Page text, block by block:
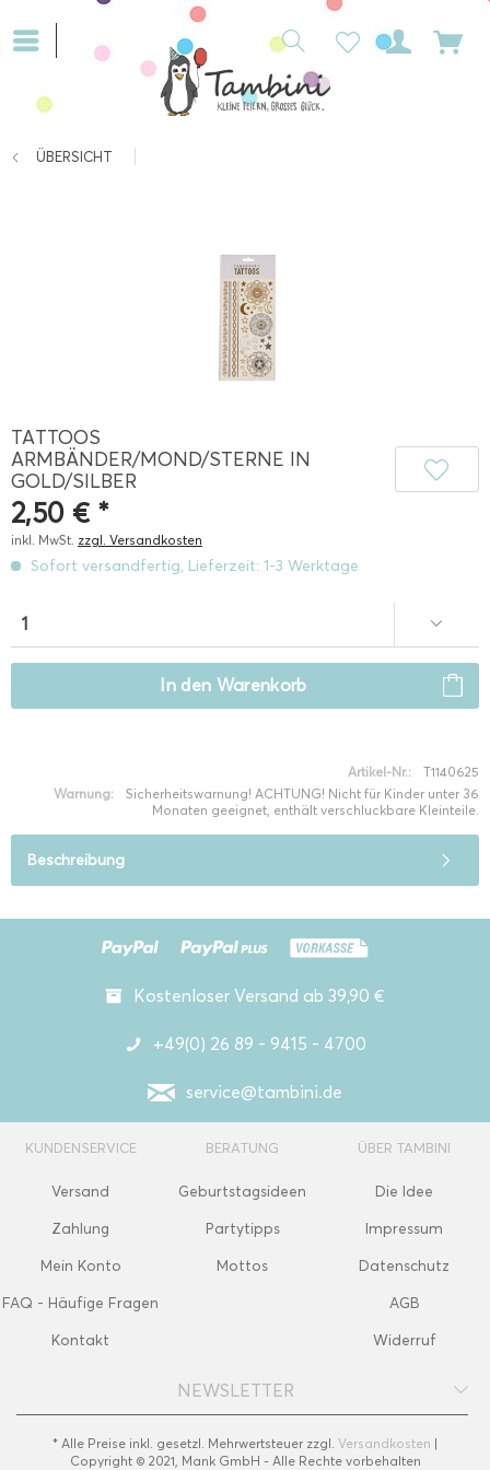
ÜBERSICHT
TATTOOS
ARMBÄNDER/MOND/STERNE IN
GOLD/SILBER
2,50 € *
inkl. MwSt. zzgl. Versandkosten
Sofort versandfertig, Lieferzeit: 1-3 Werktage
In den Warenkorb
Artikel-Nr.:
T1140625
Warnung:
Sicherheitswarnung! ACHTUNG! Nicht für Kinder unter 36
Monaten geeignet, enthält verschluckbare Kleinteile.
Beschreibung
Kostenloser Versand ab 39,90 €
+49(0) 26 89 - 9415 - 4700
service@tambini.de
KUNDENSERVICE
Versand
Zahlung
Mein Konto
FAQ - Häufige Fragen
Kontakt
BERATUNG
Geburtstagsideen
Partytipps
Mottos
ÜBER TAMBINI
Die Idee
Impressum
Datenschutz
AGB
Widerruf
NEWSLETTER
* Alle Preise inkl. gesetzl. Mehrwertsteuer zzgl. Versandkosten |
Copyright © 2021, Mank GmbH - Alle Rechte vorbehalten